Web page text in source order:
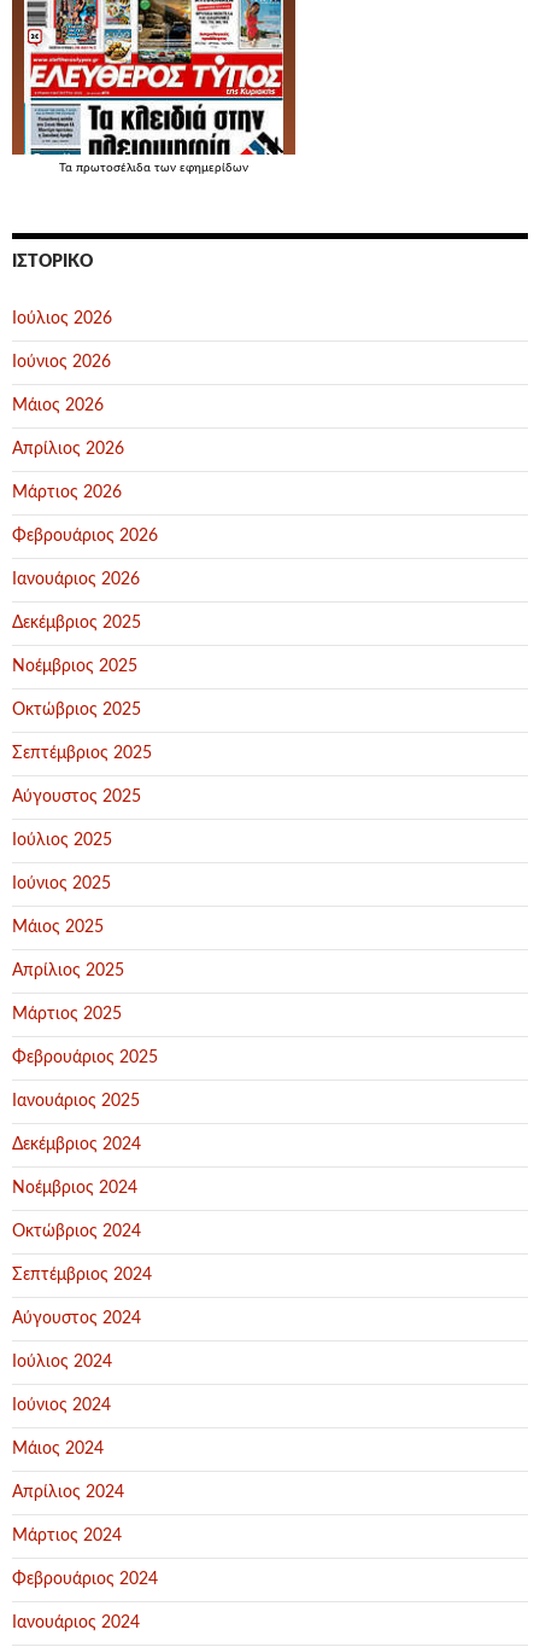
Τα πρωτοσέλιδα των εφημερίδων
ΙΣΤΟΡΙΚΌ
Ιούλιος 2026
Ιούνιος 2026
Μάιος 2026
Απρίλιος 2026
Μάρτιος 2026
Φεβρουάριος 2026
Ιανουάριος 2026
Δεκέμβριος 2025
Νοέμβριος 2025
Οκτώβριος 2025
Σεπτέμβριος 2025
Αύγουστος 2025
Ιούλιος 2025
Ιούνιος 2025
Μάιος 2025
Απρίλιος 2025
Μάρτιος 2025
Φεβρουάριος 2025
Ιανουάριος 2025
Δεκέμβριος 2024
Νοέμβριος 2024
Οκτώβριος 2024
Σεπτέμβριος 2024
Αύγουστος 2024
Ιούλιος 2024
Ιούνιος 2024
Μάιος 2024
Απρίλιος 2024
Μάρτιος 2024
Φεβρουάριος 2024
Ιανουάριος 2024